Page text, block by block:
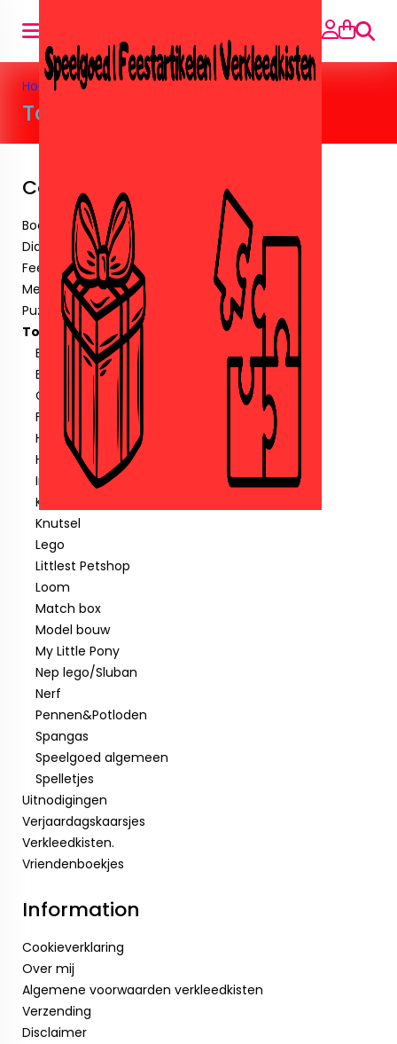
Search
Home » Toys
Toys
Categories
Boeken
Diamant paintingen.
Feestartikelen
Meubels
Puzzels
Toys
Barbie&Poppen
Buiten speelgoed
Crystalbricks
Fisher price
Hotwheels
Hout speelgoed
Indiaan
Klein speelgoed tot € 1,00
Knutsel
Lego
Littlest Petshop
Loom
Match box
Model bouw
My Little Pony
Nep lego/Sluban
Nerf
Pennen&Potloden
Spangas
Speelgoed algemeen
Spelletjes
Uitnodigingen
Verjaardagskaarsjes
Verkleedkisten.
Vriendenboekjes
Information
Cookieverklaring
Over mij
Algemene voorwaarden verkleedkisten
Verzending
Disclaimer